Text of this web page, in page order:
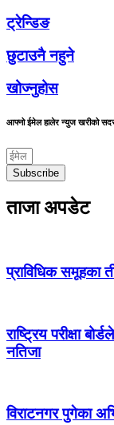
ट्रेन्डिङ
छुटाउनै नहुने
खोज्नुहोस
आफ्नो ईमेल हालेर न्युज खरीको
Subscribe
ताजा अपडेट
प्राविधिक समूहका
राष्ट्रिय परीक्षा
नतिजा
विराटनगर पुगेका